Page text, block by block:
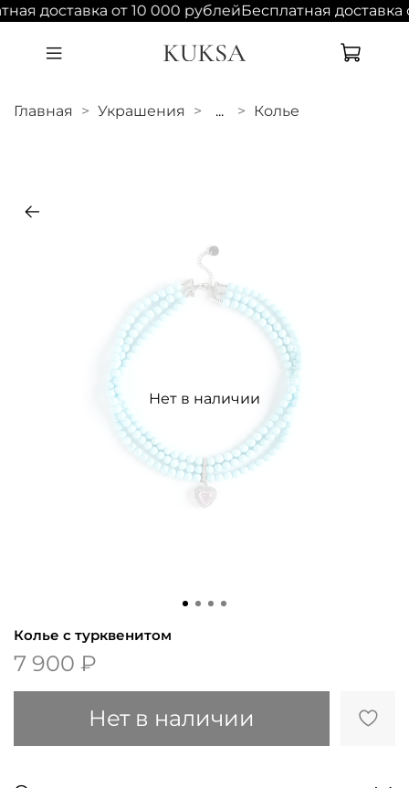
доставка от 10 000 рублейБесплатная доставка
Главная Украшения ... Колье
Нет в наличии
Колье с турквенитом
7 900 ₽
Нет в наличии